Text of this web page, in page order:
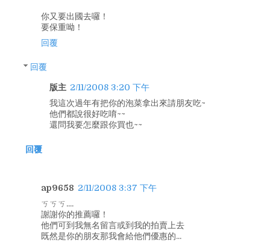
你又要出國去囉！
要保重呦！
回覆
回覆
版主 2/11/2008 3:20 下午
我這次過年有把你的泡菜拿出來請朋友吃~
他們都說很好吃唷~~
還問我要怎麼跟你買也~~
回覆
ap9658 2/11/2008 3:37 下午
ㄎㄎㄎ....
謝謝你的推薦囉！
他們可到我無名留言或到我的拍賣上去
既然是你的朋友那我會給他們優惠的...